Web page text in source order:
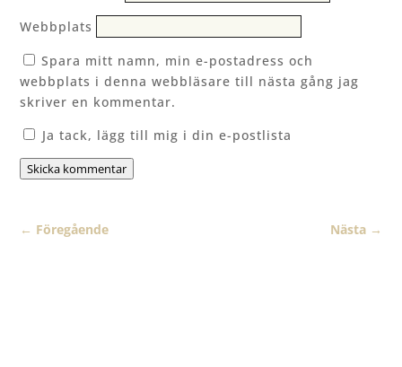
Webbplats
Spara mitt namn, min e-postadress och
webbplats i denna webbläsare till nästa gång jag
skriver en kommentar.
Ja tack, lägg till mig i din e-postlista
Skicka kommentar
← Föregående Nästa→